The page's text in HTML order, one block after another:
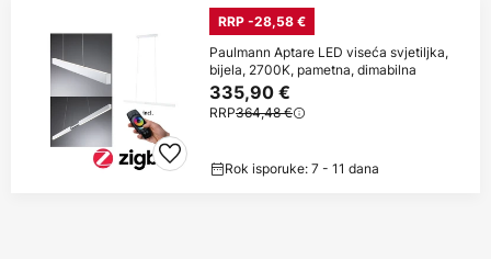
RRP -28,58 €
Paulmann Aptare LED viseća svjetiljka,
bijela, 2700K, pametna, dimabilna
335,90 €
RRP364,48 €
Rok isporuke: 7 - 11 dana